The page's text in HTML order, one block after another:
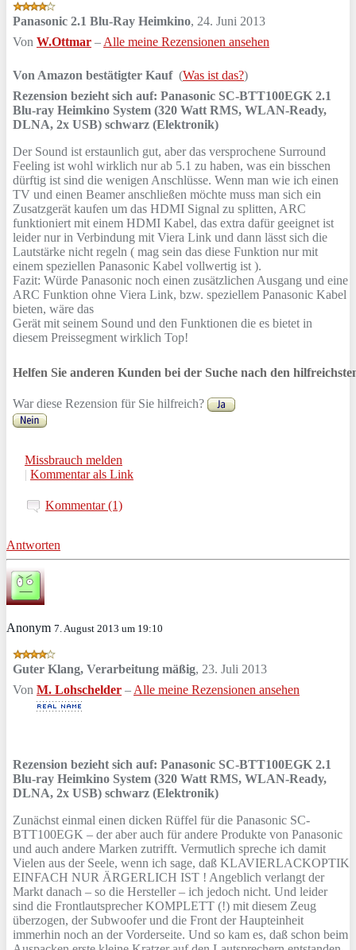
Panasonic 2.1 Blu-Ray Heimkino, 24. Juni 2013
Von W.Ottmar – Alle meine Rezensionen ansehen
Von Amazon bestätigter Kauf (Was ist das?)
Rezension bezieht sich auf: Panasonic SC-BTT100EGK 2.1
Blu-ray Heimkino System (320 Watt RMS, WLAN-Ready,
DLNA, 2x USB) schwarz (Elektronik)
Der Sound ist erstaunlich gut, aber das versprochene Surround
Feeling ist wohl wirklich nur ab 5.1 zu haben, was ein bisschen
dürftig ist sind die wenigen Anschlüsse. Wenn man wie ich einen
TV und einen Beamer anschließen möchte muss man sich ein
Zusatzgerät kaufen um das HDMI Signal zu splitten, ARC
funktioniert mit einem HDMI Kabel, das extra dafür geeignet ist
leider nur in Verbindung mit Viera Link und dann lässt sich die
Lautstärke nicht regeln ( mag sein das diese Funktion nur mit
einem speziellen Panasonic Kabel vollwertig ist ).
Fazit: Würde Panasonic noch einen zusätzlichen Ausgang und eine
ARC Funktion ohne Viera Link, bzw. speziellem Panasonic Kabel
bieten, wäre das
Gerät mit seinem Sound und den Funktionen die es bietet in
diesem Preissegment wirklich Top!
Helfen Sie anderen Kunden bei der Suche nach den
War diese Rezension für Sie hilfreich?
Missbrauch melden
| Kommentar als Link
Kommentar (1)
Antworten
Anonym 7. August 2013 um 19:10
Guter Klang, Verarbeitung mäßig, 23. Juli 2013
Von M. Lohschelder – Alle meine Rezensionen ansehen
Rezension bezieht sich auf: Panasonic SC-BTT100EGK 2.1
Blu-ray Heimkino System (320 Watt RMS, WLAN-Ready,
DLNA, 2x USB) schwarz (Elektronik)
Zunächst einmal einen dicken Rüffel für die Panasonic SC-
BTT100EGK – der aber auch für andere Produkte von Panasonic
und auch andere Marken zutrifft. Vermutlich spreche ich damit
Vielen aus der Seele, wenn ich sage, daß KLAVIERLACKOPTIK
EINFACH NUR ÄRGERLICH IST ! Angeblich verlangt der
Markt danach – so die Hersteller – ich jedoch nicht. Und leider
sind die Frontlautsprecher KOMPLETT (!) mit diesem Zeug
überzogen, der Subwoofer und die Front der Haupteinheit
immerhin noch an der Vorderseite. Und so kam es, daß schon beim